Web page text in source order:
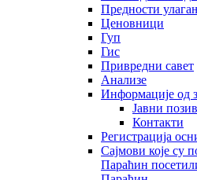
Предности
Ценовници
Гуп
Гис
Привредни савет
Aнализе
Информације од
Јавни
Контакти
Регистрација
Сајмови које су
Параћин